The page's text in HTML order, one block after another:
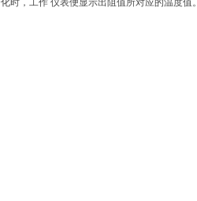
时，工作 仪表便显示出阻值所对应的温度值。